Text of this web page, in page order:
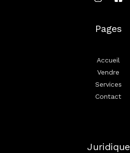
Pages
Accueil
Vendre
Services
Contact
Juridique